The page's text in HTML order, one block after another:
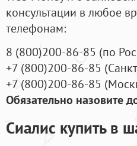
консультации в любое
телефонам:
8 (800)200-86-85 (по
+7 (800)200-86-85 (
+7 (800)200-86-85 (
Обязательно назовите
Сиалис купить в